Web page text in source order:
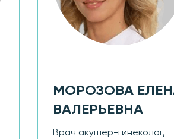
МОРОЗОВА
ВАЛЕРЬЕВНА
Врач акушер-гинеколог,